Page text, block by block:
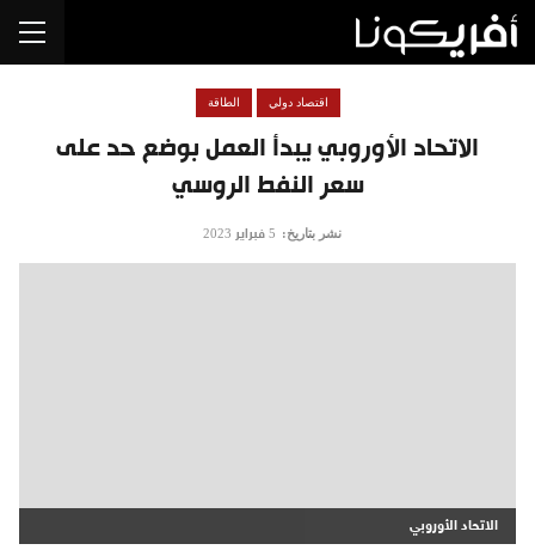
الاتحاد الأوروبي يبدأ العمل بوضع حد على
سعر النفط الروسي
اقتصاد دولي الطاقة
نشر بتاريخ: 5 فبراير 2023
الاتحاد الأوروبي